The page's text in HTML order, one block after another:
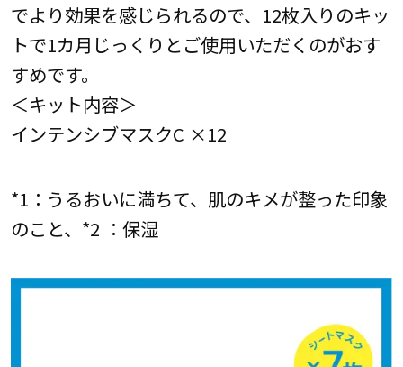
でより効果を感じられるので、12枚入りのキッ
トで1カ月じっくりとご使用いただくのがおす
すめです。
＜キット内容＞
インテンシブマスクC ×12
*1：うるおいに満ちて、肌のキメが整った印象
のこと、*2 ：保湿